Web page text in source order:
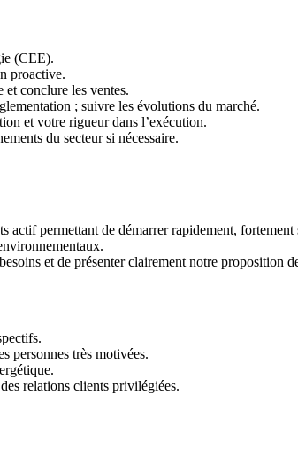
(CEE).
proactive.
et conclure les ventes.
; suivre les évolutions du marché.
et votre rigueur dans l’exécution.
du secteur si nécessaire.
actif permettant de démarrer rapidement, fortement
et de présenter clairement notre proposition
personnes très motivées.
relations clients privilégiées.